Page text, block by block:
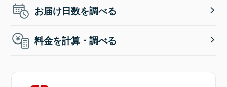
お届け日数を調べる
料金を計算・調べる